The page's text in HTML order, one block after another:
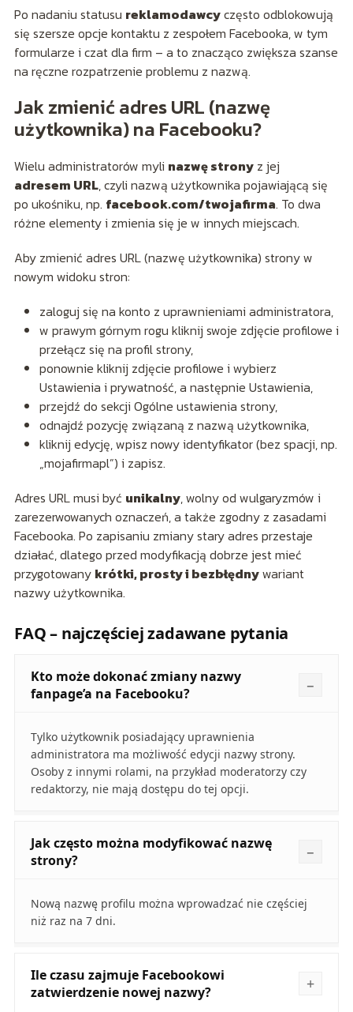
Po nadaniu statusu reklamodawcyczęsto odblokowują
się szersze opcje kontaktu z zespołem Facebooka, w tym
formularze i czat dla firm – a to znacząco zwiększa szanse
na ręczne rozpatrzenie problemu z nazwą.
Jak zmienić adres URL (nazwę
użytkownika) na Facebooku?
Wielu administratorów myli nazwę stronyz jej
adresem URL, czyli nazwą użytkownika pojawiającą się
po ukośniku, np. facebook.com/twojafirma. To dwa
różne elementy i zmienia się je w innych miejscach.
Aby zmienić adres URL (nazwę użytkownika) strony w
nowym widoku stron:
zaloguj się na konto z uprawnieniami administratora,
w prawym górnym rogu kliknij swoje zdjęcie profilowe i
przełącz się na profil strony,
ponownie kliknij zdjęcie profilowe i wybierz
Ustawienia i prywatność, a następnie Ustawienia,
przejdź do sekcji Ogólne ustawienia strony,
odnajdź pozycję związaną z nazwą użytkownika,
kliknij edycję, wpisz nowy identyfikator (bez spacji, np.
„mojafirmapl”) i zapisz.
Adres URL musi być unikalny, wolny od wulgaryzmów i
zarezerwowanych oznaczeń, a także zgodny z zasadami
Facebooka. Po zapisaniu zmiany stary adres przestaje
działać, dlatego przed modyfikacją dobrze jest mieć
przygotowany krótki, prosty i bezbłędnywariant
nazwy użytkownika.
FAQ – najczęściej zadawane pytania
Kto może dokonać zmiany nazwy
fanpage’a na Facebooku?
Tylko użytkownik posiadający uprawnienia
administratora ma możliwość edycji nazwy strony.
Osoby z innymi rolami, na przykład moderatorzy czy
redaktorzy, nie mają dostępu do tej opcji.
Jak często można modyfikować nazwę
strony?
Nową nazwę profilu można wprowadzać nie częściej
niż raz na 7 dni.
Ile czasu zajmuje Facebookowi
zatwierdzenie nowej nazwy?